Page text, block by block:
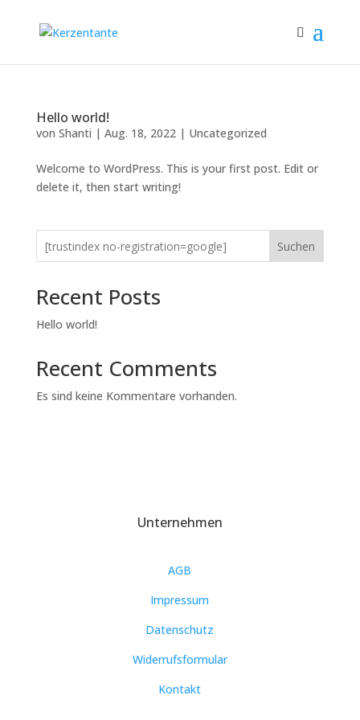
Hello world!
von Shanti | Aug. 18, 2022| Uncategorized
Welcome to WordPress. This is your first post. Edit or
delete it, then start writing!
Suchen
Recent Posts
Hello world!
Recent Comments
Es sind keine Kommentare vorhanden.
Unternehmen
AGB
Impressum
Datenschutz
Widerrufsformular
Kontakt